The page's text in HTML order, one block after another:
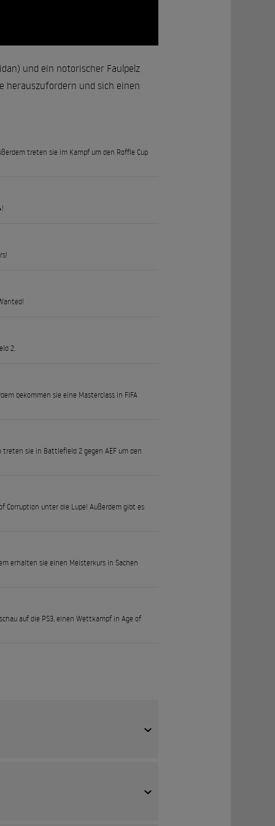
und ein notorischer Faulpelz
herauszufordern und sich einen
treten sie im Kampf um den Roffle Cup
2.
bekommen sie eine Masterclass in FIFA
treten sie in Battlefield 2 gegen AEF um den
Corruption unter die Lupe! Außerdem gibt es
erhalten sie einen Meisterkurs in Sachen
auf die PS3, einen Wettkampf in Age of